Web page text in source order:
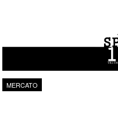
Vai al contenuto
MERCATO